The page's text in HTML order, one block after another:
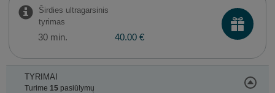
Širdies ultragarsinis
tyrimas
30 min. 40.00 €
TYRIMAI
Turime 15pasiūlymų